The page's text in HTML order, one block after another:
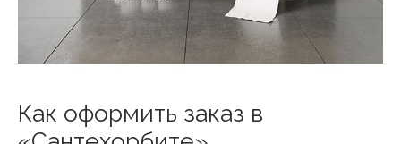
Как оформить заказ в